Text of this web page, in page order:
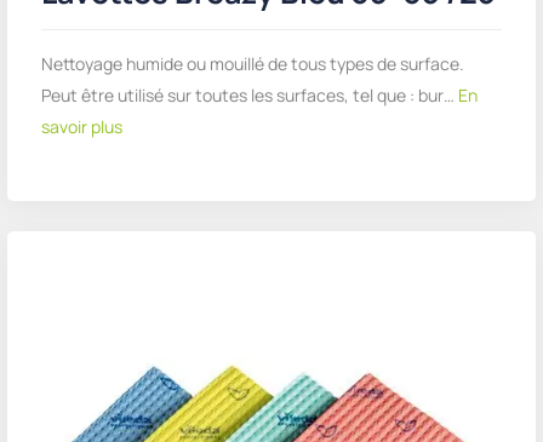
Nettoyage humide ou mouillé de tous types de surface.
Peut être utilisé sur toutes les surfaces, tel que : bur… En
savoir plus